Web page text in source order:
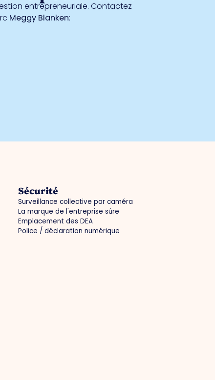
entrepreneuriale. Contactez
Meggy Blanken:
Sécurité
Surveillance collective par caméra
La marque de l'entreprise sûre
Emplacement des DEA
Police / déclaration numérique